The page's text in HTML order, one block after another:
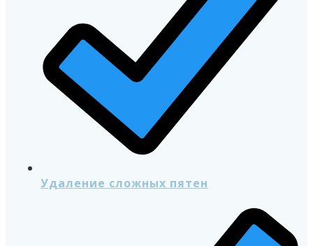
Удаление сложных пятен